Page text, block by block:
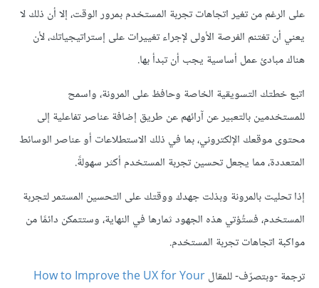
على الرغم من تغير اتجاهات تجربة المستخدم بمرور الوقت، إلا أن ذلك لا
يعني أن تغتنم الفرصة الأولى لإجراء تغييرات على إستراتيجياتك، لأن
هناك مبادئ عمل أساسية يجب أن تبدأ بها.
اتبع خطتك التسويقية الخاصة وحافظ على المرونة، واسمح
للمستخدمين بالتعبير عن آرائهم عن طريق إضافة عناصر تفاعلية إلى
محتوى موقعك الإلكتروني، بما في ذلك الاستطلاعات أو عناصر الوسائط
المتعددة، مما يجعل تحسين تجربة المستخدم أكثر سهولةً.
إذا تحليت بالمرونة وبذلت جهدك ووقتك على التحسين المستمر لتجربة
المستخدم، فستُؤتي هذه الجهود ثمارها في النهاية، وستتمكن دائمًا من
مواكبة اتجاهات تجربة المستخدم.
ترجمة -وبتصرّف- للمقالHow to Improve the UX for Your